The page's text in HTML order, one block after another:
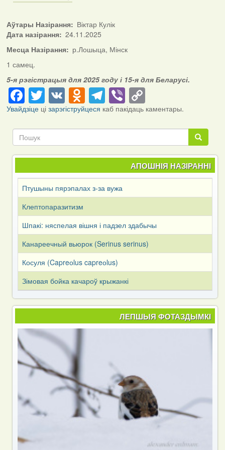
Аўтары Назірання
Віктар Кулік
Дата назірання
24.11.2025
Месца Назірання
р.Лошыца, Мінск
1 самец.
5-я рэгістрацыя для 2025 году і 15-я для Беларусі.
Facebook
Twitter
VKOdnoklassniki
Telegram
ViberCopy
Link
Увайдзіцеці зарэгіструйцеся каб пакідаць каментары.
Пошук
Пошук
АПОШНІЯ НАЗІРАННІ
Птушыны пярэпалах з-за вужа
Клептопаразитизм
Шпакі: няспелая вішня і падзел здабычы
Канареечный вьюрок (Serinus serinus)
Косуля (Capreоlus capreоlus)
Зімовая бойка качароў крыжанкі
ЛЕПШЫЯ ФОТАЗДЫМКІ